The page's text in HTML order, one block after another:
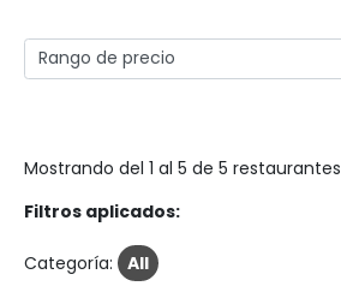
Mostrando del 1 al 5 de 5 restaurantes
Filtros aplicados:
Categoría: All